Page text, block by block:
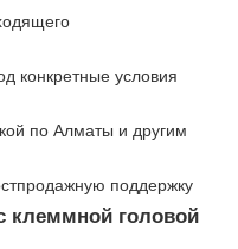
конкретные условия
по Алматы и другим
поддержку
клеммной головой